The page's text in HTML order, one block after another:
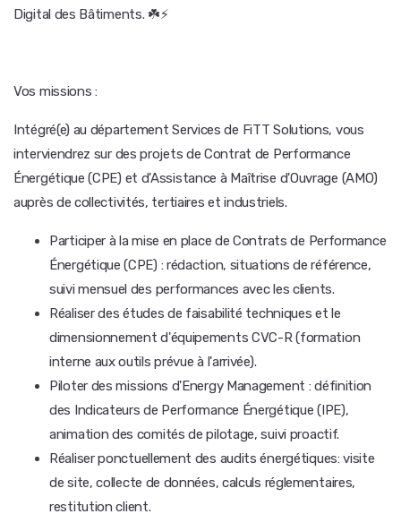
Digital des Bâtiments. ☘️⚡
Vos missions :
Intégré(e) au département Services de FiTT Solutions, vous
interviendrez sur des projets de Contrat de Performance
Énergétique (CPE) et d'Assistance à Maîtrise d'Ouvrage (AMO)
auprès de collectivités, tertiaires et industriels.
Participer à la mise en place de Contrats de Performance
Énergétique (CPE) : rédaction, situations de référence,
suivi mensuel des performances avec les clients.
Réaliser des études de faisabilité techniques et le
dimensionnement d'équipements CVC-R (formation
interne aux outils prévue à l'arrivée).
Piloter des missions d'Energy Management : définition
des Indicateurs de Performance Énergétique (IPE),
animation des comités de pilotage, suivi proactif.
Réaliser ponctuellement des audits énergétiques: visite
de site, collecte de données, calculs réglementaires,
restitution client.